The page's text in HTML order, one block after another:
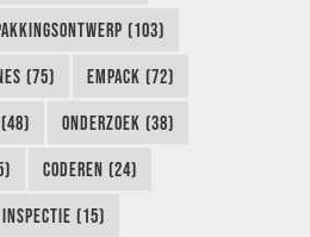
(103)
(75) EMPACK (72)
(48) ONDERZOEK (38)
CODEREN (24)
INSPECTIE (15)